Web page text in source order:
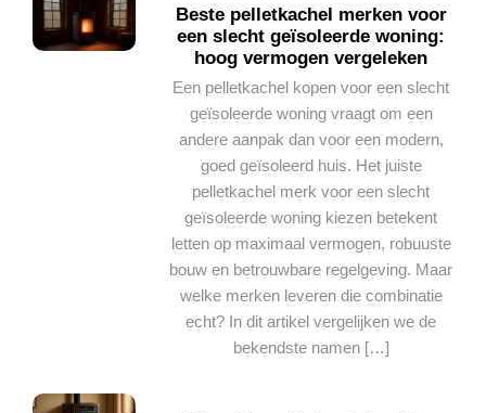
Beste pelletkachel merken voor
een slecht geïsoleerde woning:
hoog vermogen vergeleken
Een pelletkachel kopen voor een slecht
geïsoleerde woning vraagt om een
andere aanpak dan voor een modern,
goed geïsoleerd huis. Het juiste
pelletkachel merk voor een slecht
geïsoleerde woning kiezen betekent
letten op maximaal vermogen, robuuste
bouw en betrouwbare regelgeving. Maar
welke merken leveren die combinatie
echt? In dit artikel vergelijken we de
bekendste namen […]